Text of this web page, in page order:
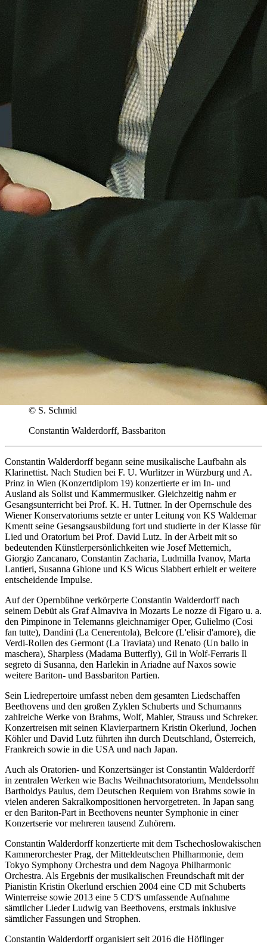
© S. Schmid
Constantin Walderdorff, Bassbariton
Constantin Walderdorff begann seine musikalische Laufbahn als
Klarinettist. Nach Studien bei F. U. Wurlitzer in Würzburg und A.
Prinz in Wien (Konzertdiplom 19) konzertierte er im In- und
Ausland als Solist und Kammermusiker. Gleichzeitig nahm er
Gesangsunterricht bei Prof. K. H. Tuttner. In der Opernschule des
Wiener Konservatoriums setzte er unter Leitung von KS Waldemar
Kmentt seine Gesangsausbildung fort und studierte in der Klasse für
Lied und Oratorium bei Prof. David Lutz. In der Arbeit mit so
bedeutenden Künstlerpersönlichkeiten wie Josef Metternich,
Giorgio Zancanaro, Constantin Zacharia, Ludmilla Ivanov, Marta
Lantieri, Susanna Ghione und KS Wicus Slabbert erhielt er weitere
entscheidende Impulse.
Auf der Opernbühne verkörperte Constantin Walderdorff nach
seinem Debüt als Graf Almaviva in Mozarts Le nozze di Figaro u. a.
den Pimpinone in Telemanns gleichnamiger Oper, Gulielmo (Cosi
fan tutte), Dandini (La Cenerentola), Belcore (L'elisir d'amore), die
Verdi-Rollen des Germont (La Traviata) und Renato (Un ballo in
maschera), Sharpless (Madama Butterfly), Gil in Wolf-Ferraris Il
segreto di Susanna, den Harlekin in Ariadne auf Naxos sowie
weitere Bariton- und Bassbariton Partien.
Sein Liedrepertoire umfasst neben dem gesamten Liedschaffen
Beethovens und den großen Zyklen Schuberts und Schumanns
zahlreiche Werke von Brahms, Wolf, Mahler, Strauss und Schreker.
Konzertreisen mit seinen Klavierpartnern Kristin Okerlund, Jochen
Köhler und David Lutz führten ihn durch Deutschland, Österreich,
Frankreich sowie in die USA und nach Japan.
Auch als Oratorien- und Konzertsänger ist Constantin Walderdorff
in zentralen Werken wie Bachs Weihnachtsoratorium, Mendelssohn
Bartholdys Paulus, dem Deutschen Requiem von Brahms sowie in
vielen anderen Sakralkompositionen hervorgetreten. In Japan sang
er den Bariton-Part in Beethovens neunter Symphonie in einer
Konzertserie vor mehreren tausend Zuhörern.
Constantin Walderdorff konzertierte mit dem Tschechoslowakischen
Kammerorchester Prag, der Mitteldeutschen Philharmonie, dem
Tokyo Symphony Orchestra und dem Nagoya Philharmonic
Orchestra. Als Ergebnis der musikalischen Freundschaft mit der
Pianistin Kristin Okerlund erschien 2004 eine CD mit Schuberts
Winterreise sowie 2013 eine 5 CD'S umfassende Aufnahme
sämtlicher Lieder Ludwig van Beethovens, erstmals inklusive
sämtlicher Fassungen und Strophen.
Constantin Walderdorff organisiert seit 2016 die Höflinger